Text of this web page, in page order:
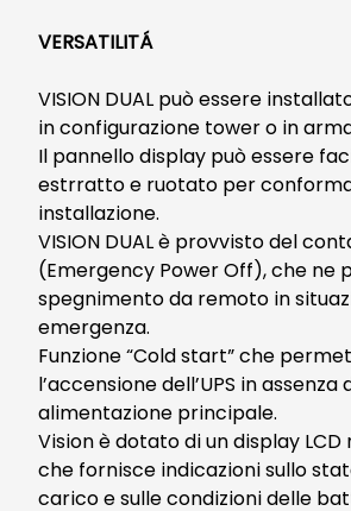
VERSATILITÁ
VISION DUAL può essere
in configurazione tower o in
Il pannello display può essere
estrratto e ruotato per
installazione.
VISION DUAL è provvisto del
(Emergency Power Off), che ne
spegnimento da remoto in
emergenza.
Funzione “Cold start” che
l’accensione dell’UPS in assenza
alimentazione principale.
Vision è dotato di un display
che fornisce indicazioni sullo
carico e sulle condizioni delle